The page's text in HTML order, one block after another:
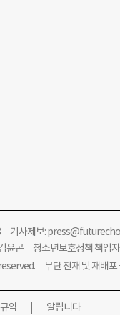
기사제보:
윤곤 청소년보호정책 책임자
무단 전재 및 재배포
약 알립니다